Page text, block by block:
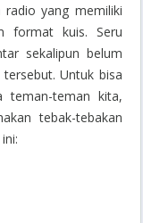
radio yang memiliki
format kuis. Seru
sekalipun belum
Untuk bisa
teman-teman kita,
tebak-tebakan